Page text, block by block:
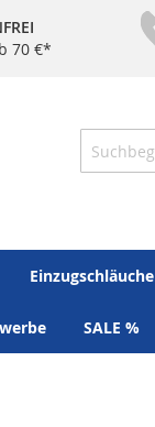
70 €*
Suche
Einzugschläuche
SALE %